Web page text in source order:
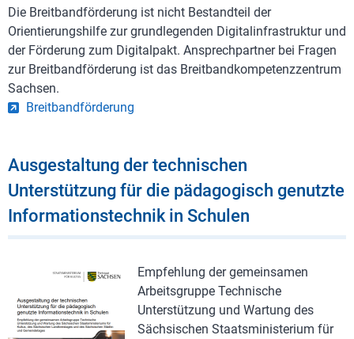
Die Breitbandförderung ist nicht Bestandteil der
Orientierungshilfe zur grundlegenden Digitalinfrastruktur und
der Förderung zum Digitalpakt. Ansprechpartner bei Fragen
zur Breitbandförderung ist das Breitbandkompetenzzentrum
Sachsen.
Breitbandförderung
Ausgestaltung der technischen
Unterstützung für die pädagogisch genutzte
Informationstechnik in Schulen
Empfehlung der gemeinsamen
Arbeitsgruppe Technische
Unterstützung und Wartung des
Sächsischen Staatsministerium für